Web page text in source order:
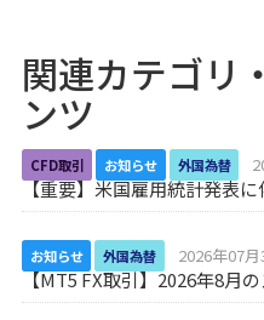
関連カテゴリ
ンツ
CFD取引 お知らせ 外国為替
【重要】米国雇用統計発表
お知らせ 外国為替 2026年07
【MT5 FX取引】2026年8月